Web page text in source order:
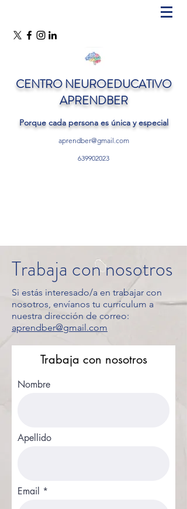
CENTRO NEUROEDUCATIVO
APRENDBER
Porque cada persona es única y especial
aprendber@gmail.com
639902023
Trabaja con nosotros
Si estás interesado/a en trabajar con
nosotros, envíanos tu currículum a
nuestra dirección de correo:
aprendber@gmail.com
Trabaja con nosotros
Nombre
Apellido
Email